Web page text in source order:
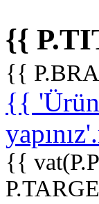
{{
{{
{{
{{